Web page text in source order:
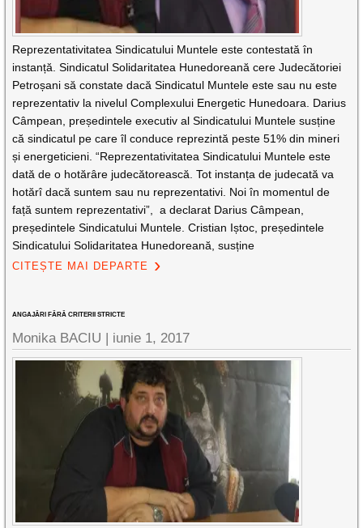
Reprezentativitatea Sindicatului Muntele este contestată în
instanță. Sindicatul Solidaritatea Hunedoreană cere Judecătoriei
Petroșani să constate dacă Sindicatul Muntele este sau nu este
reprezentativ la nivelul Complexului Energetic Hunedoara. Darius
Câmpean, președintele executiv al Sindicatului Muntele susține
că sindicatul pe care îl conduce reprezintă peste 51% din mineri
și energeticieni. “Reprezentativitatea Sindicatului Muntele este
dată de o hotărâre judecătorească. Tot instanța de judecată va
hotărî dacă suntem sau nu reprezentativi. Noi în momentul de
față suntem reprezentativi”, a declarat Darius Câmpean,
președintele Sindicatului Muntele. Cristian Iștoc, președintele
Sindicatului Solidaritatea Hunedoreană, susține
CITEȘTE MAI DEPARTE
ANGAJĂRI FĂRĂ CRITERII STRICTE
Monika BACIU | iunie 1, 2017